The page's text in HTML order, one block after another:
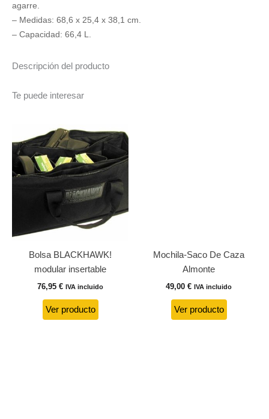
agarre.
– Medidas: 68,6 x 25,4 x 38,1 cm.
– Capacidad: 66,4 L.
Descripción del producto
Te puede interesar
Bolsa BLACKHAWK!
modular insertable
76,95 € IVA incluido
Ver producto
Mochila-Saco De Caza
Almonte
49,00 € IVA incluido
Ver producto